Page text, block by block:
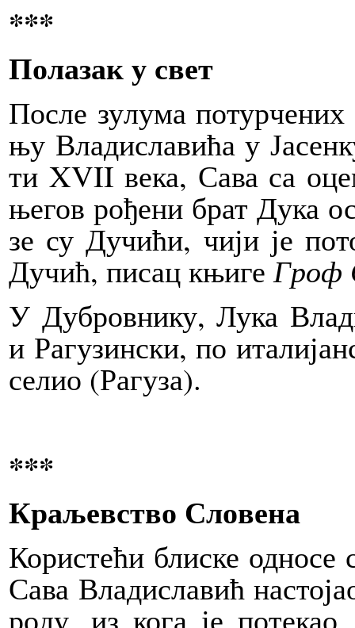
***
По­ла­зак у свет
По­сле зу­лу­ма
њу Вла­ди­сла­ви­ћа у
ти XVII ве­ка, Са­ва са
ње­гов ро­ђе­ни брат Ду­ка
зе су Ду­чи­ћи, чи­ји је
Ду­чић, пи­сац књи­геГроф
У Ду­бров­ни­ку, Лу­ка
и Ра­гу­зин­ски, по
се­лио (Ра­гу­за).
***
Кра­љев­ство Сло­ве­на
Ко­ри­сте­ћи бли­ске
Са­ва Вла­ди­сла­вић
ро­ду, из ко­га је